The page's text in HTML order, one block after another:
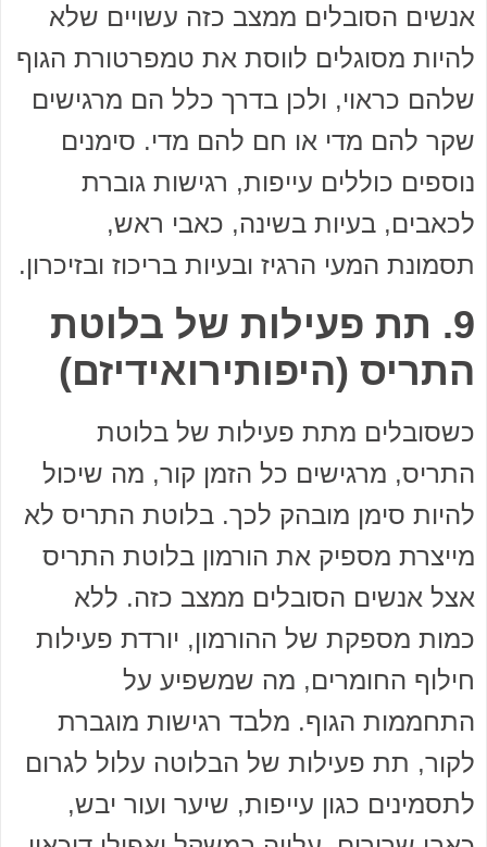
אנשים הסובלים ממצב כזה עשויים שלא
להיות מסוגלים לווסת את טמפרטורת הגוף
שלהם כראוי, ולכן בדרך כלל הם מרגישים
שקר להם מדי או חם להם מדי. סימנים
נוספים כוללים עייפות, רגישות גוברת
לכאבים, בעיות בשינה, כאבי ראש,
תסמונת המעי הרגיז ובעיות בריכוז ובזיכרון.
9. תת פעילות של בלוטת
התריס (היפותירואידיזם)
כשסובלים מתת פעילות של בלוטת
התריס, מרגישים כל הזמן קור, מה שיכול
להיות סימן מובהק לכך. בלוטת התריס לא
מייצרת מספיק את הורמון בלוטת התריס
אצל אנשים הסובלים ממצב כזה. ללא
כמות מספקת של ההורמון, יורדת פעילות
חילוף החומרים, מה שמשפיע על
התחממות הגוף. מלבד רגישות מוגברת
לקור, תת פעילות של הבלוטה עלול לגרום
לתסמינים כגון עייפות, שיער ועור יבש,